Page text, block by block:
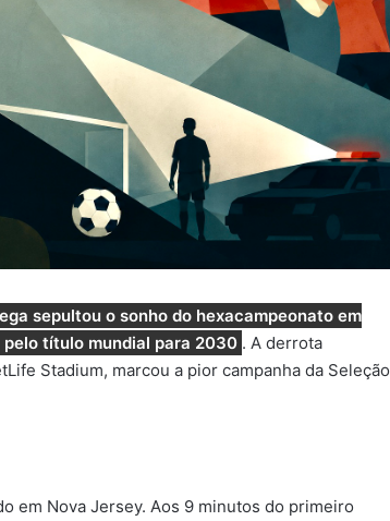
sepultou o sonho do hexacampeonato em
título mundial para 2030 . A derrota
Stadium, marcou a pior campanha da Seleção
em Nova Jersey. Aos 9 minutos do primeiro